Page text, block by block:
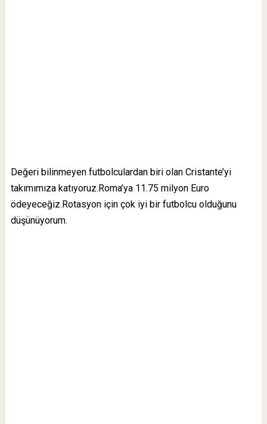
Değeri bilinmeyen futbolculardan biri olan Cristante’yi
takımımıza katıyoruz.Roma’ya 11.75 milyon Euro
ödeyeceğiz.Rotasyon için çok iyi bir futbolcu olduğunu
düşünüyorum.